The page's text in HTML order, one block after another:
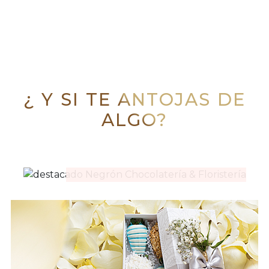
¿ Y SI TE ANTOJAS DE
ALGO?
RAMOS
NEGRÓN